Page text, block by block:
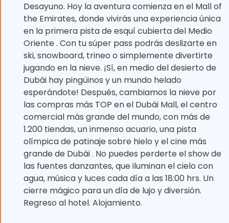
Desayuno. Hoy la aventura comienza en el Mall of
the Emirates, donde vivirás una experiencia única
en la primera pista de esquí cubierta del Medio
Oriente ️. Con tu súper pass podrás deslizarte en
ski, snowboard, trineo o simplemente divertirte
jugando en la nieve. ¡Sí, en medio del desierto de
Dubái hay pingüinos y un mundo helado
esperándote! Después, cambiamos la nieve por
las compras más TOP en el Dubái Mall, el centro
comercial más grande del mundo, con más de
1.200 tiendas, un inmenso acuario, una pista
olímpica de patinaje sobre hielo y el cine más
grande de Dubái . No puedes perderte el show de
las fuentes danzantes, que iluminan el cielo con
agua, música y luces cada día a las 18:00 hrs. Un
cierre mágico para un día de lujo y diversión.
Regreso al hotel. Alojamiento.